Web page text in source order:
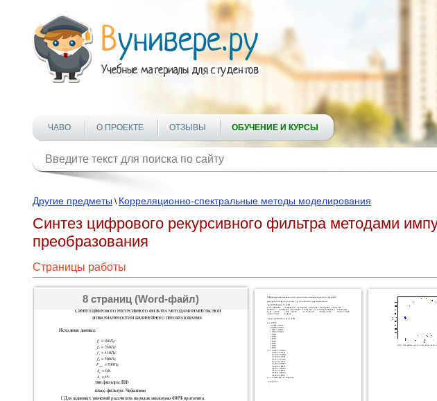
ЧАВО О ПРОЕКТЕ ОТЗЫВЫ ОБУЧЕНИЕ И КУРСЫ
Другие предметы \ Корреляционно-спектральные методы моделирования
Синтез цифрового рекурсивного фильтра методами
преобразования
Страницы работы
8 страниц (Word-файл)